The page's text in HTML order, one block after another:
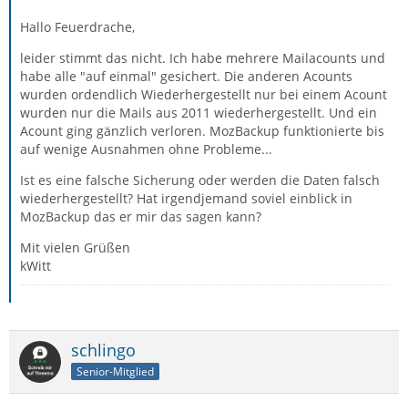
Hallo Feuerdrache,
leider stimmt das nicht. Ich habe mehrere Mailacounts und
habe alle "auf einmal" gesichert. Die anderen Acounts
wurden ordendlich Wiederhergestellt nur bei einem Acount
wurden nur die Mails aus 2011 wiederhergestellt. Und ein
Acount ging gänzlich verloren. MozBackup funktionierte bis
auf wenige Ausnahmen ohne Probleme...
Ist es eine falsche Sicherung oder werden die Daten falsch
wiederhergestellt? Hat irgendjemand soviel einblick in
MozBackup das er mir das sagen kann?
Mit vielen Grüßen
kWitt
schlingo
Senior-Mitglied